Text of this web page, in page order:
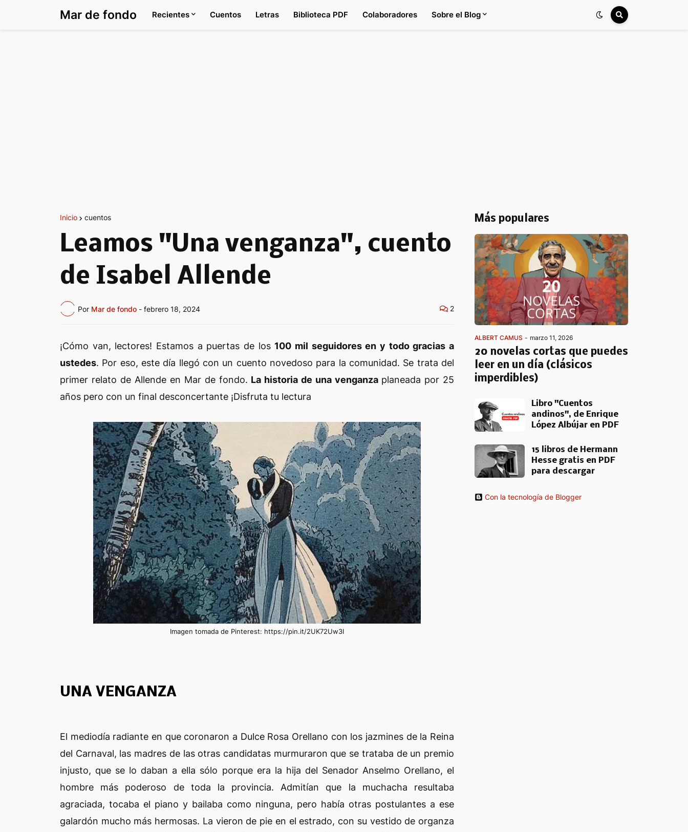
Mar de fondo Recientes Cuentos Letras Biblioteca PDF Colaboradores Sobre el Blog
Inicio cuentos
Leamos "Una venganza", cuento
de Isabel Allende
Por Mar de fondo - febrero 18, 2024 2
¡Cómo van, lectores! Estamos a puertas de los 100 mil seguidores en y todo gracias a
ustedes. Por eso, este día llegó con un cuento novedoso para la comunidad. Se trata del
primer relato de Allende en Mar de fondo. La historia de una venganza planeada por 25
años pero con un final desconcertante ¡Disfruta tu lectura
Imagen tomada de Pinterest: https://pin.it/2UK72Uw3I
UNA VENGANZA
El mediodía radiante en que coronaron a Dulce Rosa Orellano con los jazmines de la Reina
del Carnaval, las madres de las otras candidatas murmuraron que se trataba de un premio
injusto, que se lo daban a ella sólo porque era la hija del Senador Anselmo Orellano, el
hombre más poderoso de toda la provincia. Admitían que la muchacha resultaba
agraciada, tocaba el piano y bailaba como ninguna, pero había otras postulantes a ese
galardón mucho más hermosas. La vieron de pie en el estrado, con su vestido de organza
Más populares
ALBERT CAMUS - marzo 11, 2026
20 novelas cortas que puedes
leer en un día (clásicos
imperdibles)
Libro "Cuentos
andinos", de Enrique
López Albújar en PDF
15 libros de Hermann
Hesse gratis en PDF
para descargar
Con la tecnología de Blogger